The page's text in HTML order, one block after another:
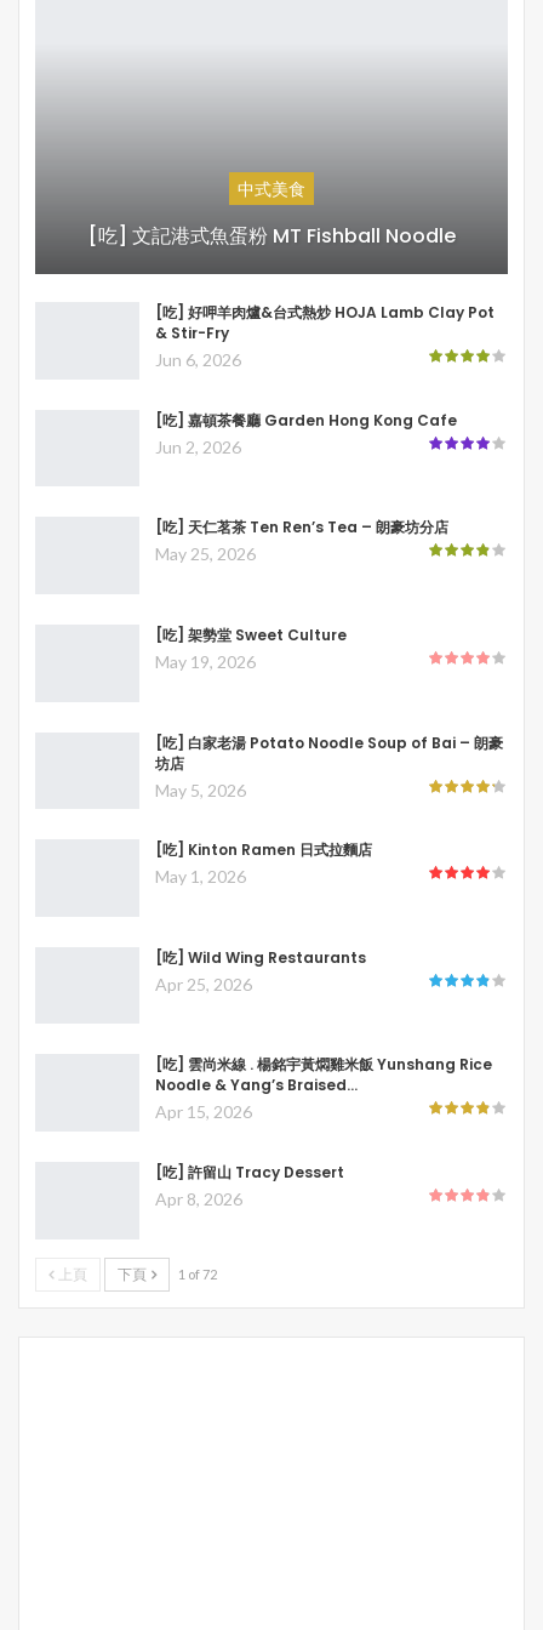
中式美食
[吃] 文記港式魚蛋粉 MT Fishball Noodle
[吃] 好呷羊肉爐&台式熱炒 HOJA Lamb Clay Pot
& Stir-Fry
Jun 6, 2026
[吃] 嘉頓茶餐廳 Garden Hong Kong Cafe
Jun 2, 2026
[吃] 天仁茗茶 Ten Ren’s Tea – 朗豪坊分店
May 25, 2026
[吃] 架勢堂 Sweet Culture
May 19, 2026
[吃] 白家老湯 Potato Noodle Soup of Bai – 朗豪
坊店
May 5, 2026
[吃] Kinton Ramen 日式拉麵店
May 1, 2026
[吃] Wild Wing Restaurants
Apr 25, 2026
[吃] 雲尚米線 . 楊銘宇黃燜雞米飯 Yunshang Rice
Noodle & Yang’s Braised…
Apr 15, 2026
[吃] 許留山 Tracy Dessert
Apr 8, 2026
上頁 下頁 1 of 72